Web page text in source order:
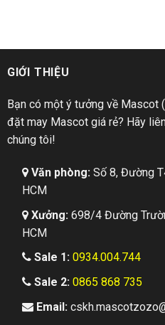
GIỚI THIỆU
Bạn có một ý tưởng về Mascot
đặt may Mascot giá rẻ? Hãy
chúng tôi!
Văn phòng:Số 8, Đường
HCM
Xưởng:698/4 Đường
HCM
Sale 1: 0934.004.744
Sale 2: 0865 868 735
Email: